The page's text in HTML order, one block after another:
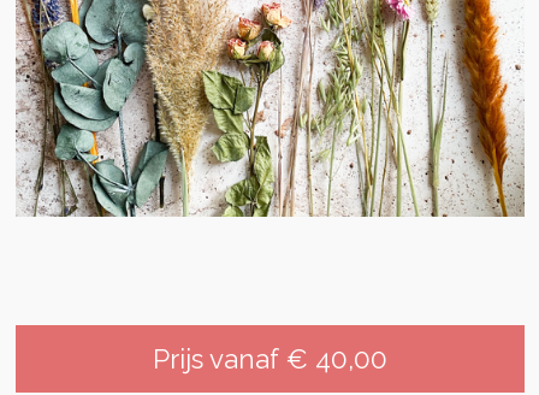
Prijs vanaf € 40,00